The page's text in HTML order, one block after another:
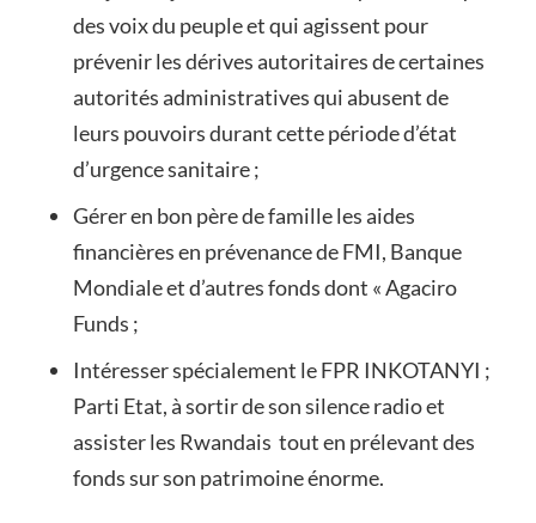
des voix du peuple et qui agissent pour
prévenir les dérives autoritaires de certaines
autorités administratives qui abusent de
leurs pouvoirs durant cette période d’état
d’urgence sanitaire ;
Gérer en bon père de famille les aides
financières en prévenance de FMI, Banque
Mondiale et d’autres fonds dont « Agaciro
Funds ;
Intéresser spécialement le FPR INKOTANYI ;
Parti Etat, à sortir de son silence radio et
assister les Rwandais tout en prélevant des
fonds sur son patrimoine énorme.